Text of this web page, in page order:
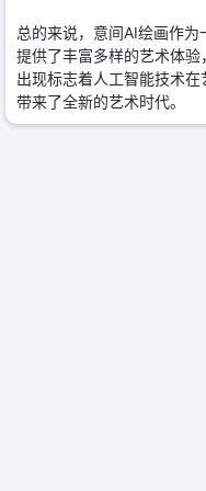
总的来说，意间AI绘画作
提供了丰富多样的艺术体
出现标志着人工智能技术
带来了全新的艺术时代。